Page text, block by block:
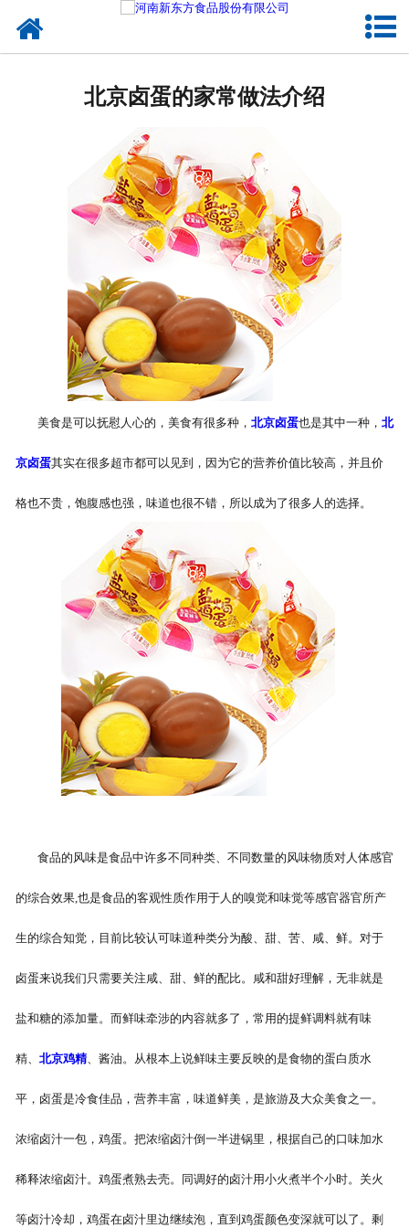
新闻资讯
关于新东方
加入新东方
联系我们
北京卤蛋的家常做法介绍
美食是可以抚慰人心的，美食有很多种， 北京卤蛋也是其中一种， 北
京卤蛋其实在很多超市都可以见到，因为它的营养价值比较高，并且价
格也不贵，饱腹感也强，味道也很不错，所以成为了很多人的选择。
食品的风味是食品中许多不同种类、不同数量的风味物质对人体感官
的综合效果,也是食品的客观性质作用于人的嗅觉和味觉等感官器官所产
生的综合知觉，目前比较认可味道种类分为酸、甜、苦、咸、鲜。对于
卤蛋来说我们只需要关注咸、甜、鲜的配比。咸和甜好理解，无非就是
盐和糖的添加量。而鲜味牵涉的内容就多了，常用的提鲜调料就有味
精、 北京鸡精、酱油。从根本上说鲜味主要反映的是食物的蛋白质水
平，卤蛋是冷食佳品，营养丰富，味道鲜美，是旅游及大众美食之一。
浓缩卤汁一包，鸡蛋。把浓缩卤汁倒一半进锅里，根据自己的口味加水
稀释浓缩卤汁。鸡蛋煮熟去壳。同调好的卤汁用小火煮半个小时。关火
等卤汁冷却，鸡蛋在卤汁里边继续泡，直到鸡蛋颜色变深就可以了。剩